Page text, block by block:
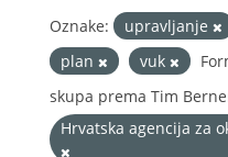
Oznake: upravljanje
plan
vuk
skupa prema Tim
Hrvatska agencija za